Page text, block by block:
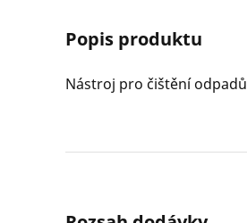
Popis produktu
Nástroj pro čištění odpadů